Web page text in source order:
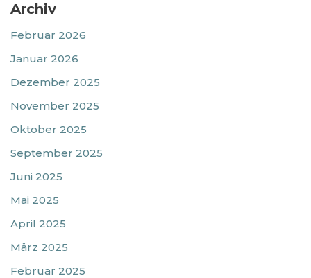
Archiv
Februar 2026
Januar 2026
Dezember 2025
November 2025
Oktober 2025
September 2025
Juni 2025
Mai 2025
April 2025
März 2025
Februar 2025